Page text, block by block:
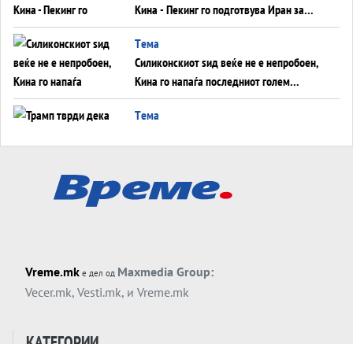
Кина - Пекинг го подготвува Иран за
американска копнена инвазија
Tема
Силиконскиот ѕид веќе не е непробоен,
Кина го напаѓа последниот голем
монопол на Западот?
Tема
Tема
ДЛАБОКО УДОЛУ: Сметководствените
АТОМСКО ДОМИНО НА БЛИСКИОТ
ИСТОК
Vreme.mk е дел од Maxmedia Group:
Vecer.mk, Vesti.mk, и Vreme.mk